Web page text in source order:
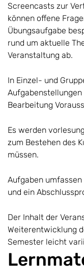
Screencasts zur
können offene
Übungsaufgabe
rund um aktuelle
Veranstaltung ab.
In Einzel- und
Bearbeitung
Es werden
zum Bestehen des
müssen.
Aufgaben
und ein
Der Inhalt der
Weiterentwicklung
Semester leicht